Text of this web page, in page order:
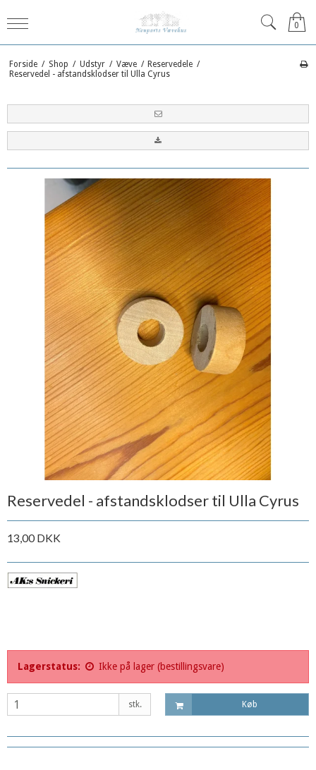
0
Forside / Shop / Udstyr / Væve / Reservedele /
Reservedel - afstandsklodser til Ulla Cyrus
Reservedel - afstandsklodser til Ulla Cyrus
13,00 DKK
Lagerstatus: Ikke på lager (bestillingsvare)
stk. Køb